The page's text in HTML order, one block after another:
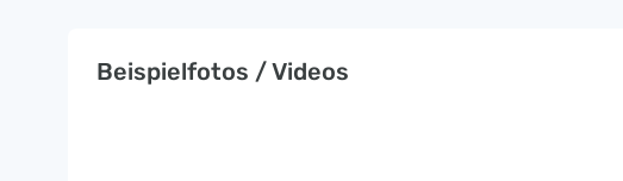
Beispielfotos / Videos